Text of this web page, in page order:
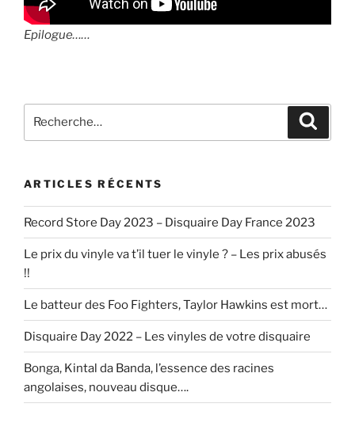
Epilogue……
pour
ARTICLES RÉCENTS
Record Store Day 2023 – Disquaire Day France 2023
Le prix du vinyle va t’il tuer le vinyle ? – Les prix abusés
!!
Le batteur des Foo Fighters, Taylor Hawkins est mort…
Disquaire Day 2022 – Les vinyles de votre disquaire
Bonga, Kintal da Banda, l’essence des racines
angolaises, nouveau disque….